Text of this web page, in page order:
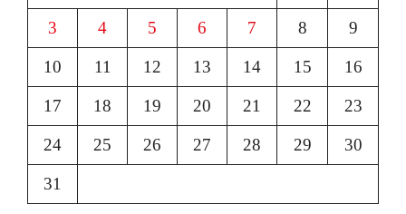
3 4 5 6 7 8 9
10 11 12 13 14 15 16
17 18 19 20 21 22 23
24 25 26 27 28 29 30
31